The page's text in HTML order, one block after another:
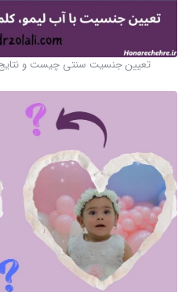
تعیین جنسیت سنتی چیست و نتایج